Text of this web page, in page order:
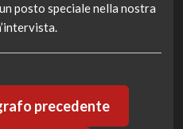
posto speciale nella nostra
precedente